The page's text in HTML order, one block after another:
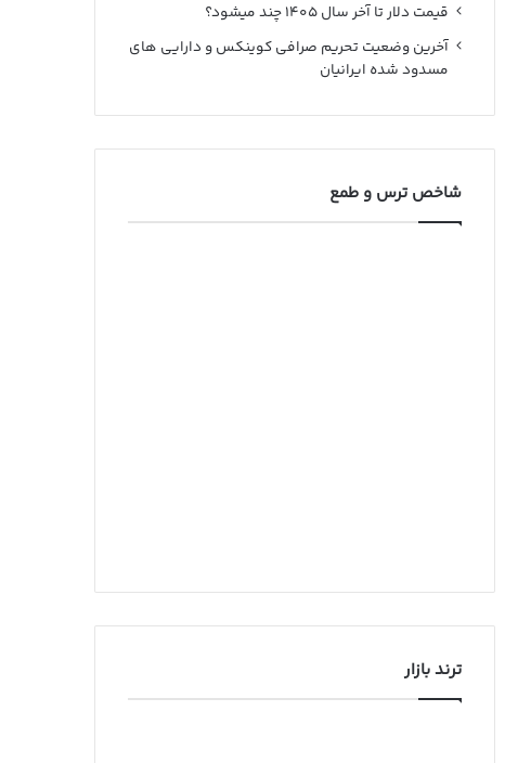
قیمت دلار تا آخر سال ۱۴۰۵ چند میشود؟
آخرین وضعیت تحریم صرافی کوینکس و دارایی های
مسدود شده ایرانیان
شاخص ترس و طمع
ترند بازار